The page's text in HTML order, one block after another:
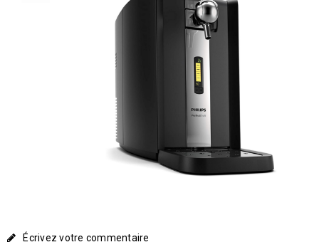
Écrivez votre commentaire